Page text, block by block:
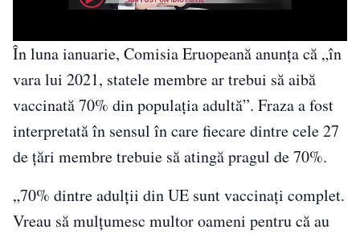
În luna ianuarie, Comisia Eruopeană anunța că „în
vara lui 2021, statele membre ar trebui să aibă
vaccinată 70% din populaţia adultă”. Fraza a fost
interpretată în sensul în care fiecare dintre cele 27
de ţări membre trebuie să atingă pragul de 70%.
„70% dintre adulţii din UE sunt vaccinaţi complet.
Vreau să mulţumesc multor oameni pentru că au